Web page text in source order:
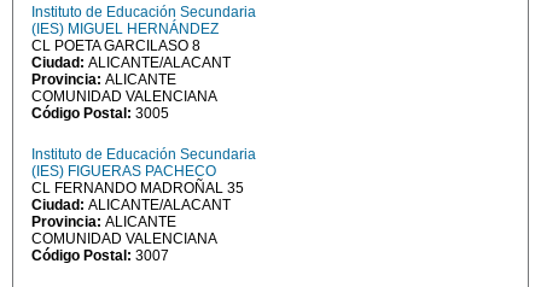
Instituto de Educación Secundaria
(IES) MIGUEL HERNÁNDEZ
CL POETA GARCILASO 8
Ciudad: ALICANTE/ALACANT
Provincia: ALICANTE
COMUNIDAD VALENCIANA
Código Postal: 3005
Instituto de Educación Secundaria
(IES) FIGUERAS PACHECO
CL FERNANDO MADROÑAL 35
Ciudad: ALICANTE/ALACANT
Provincia: ALICANTE
COMUNIDAD VALENCIANA
Código Postal: 3007